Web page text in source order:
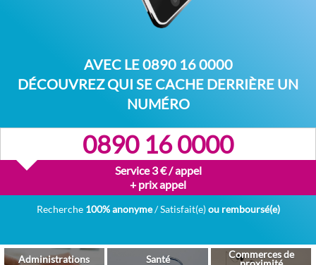
AVEC LE0890 16 0000
DÉCOUVREZ QUI SE CACHE DERRIÈRE UN
NUMÉRO
0890 16 0000
Service 3 € / appel
+ prix appel
Recherche 100% anonyme/ Satisfait(e)ou remboursé(e)
Administrations Santé Commerces de